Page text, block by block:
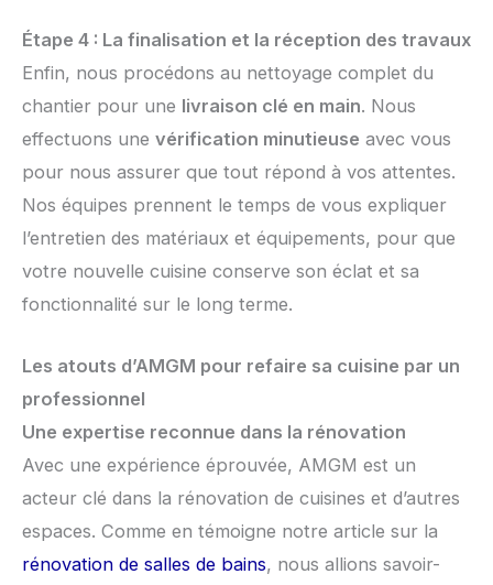
Étape 4 : La finalisation et la réception des travaux
Enfin, nous procédons au nettoyage complet du
chantier pour une livraison clé en main. Nous
effectuons une vérification minutieuse avec vous
pour nous assurer que tout répond à vos attentes.
Nos équipes prennent le temps de vous expliquer
l’entretien des matériaux et équipements, pour que
votre nouvelle cuisine conserve son éclat et sa
fonctionnalité sur le long terme.
Les atouts d’AMGM pour refaire sa cuisine par un
professionnel
Une expertise reconnue dans la rénovation
Avec une expérience éprouvée, AMGM est un
acteur clé dans la rénovation de cuisines et d’autres
espaces. Comme en témoigne notre article sur la
rénovation de salles de bains, nous allions savoir-